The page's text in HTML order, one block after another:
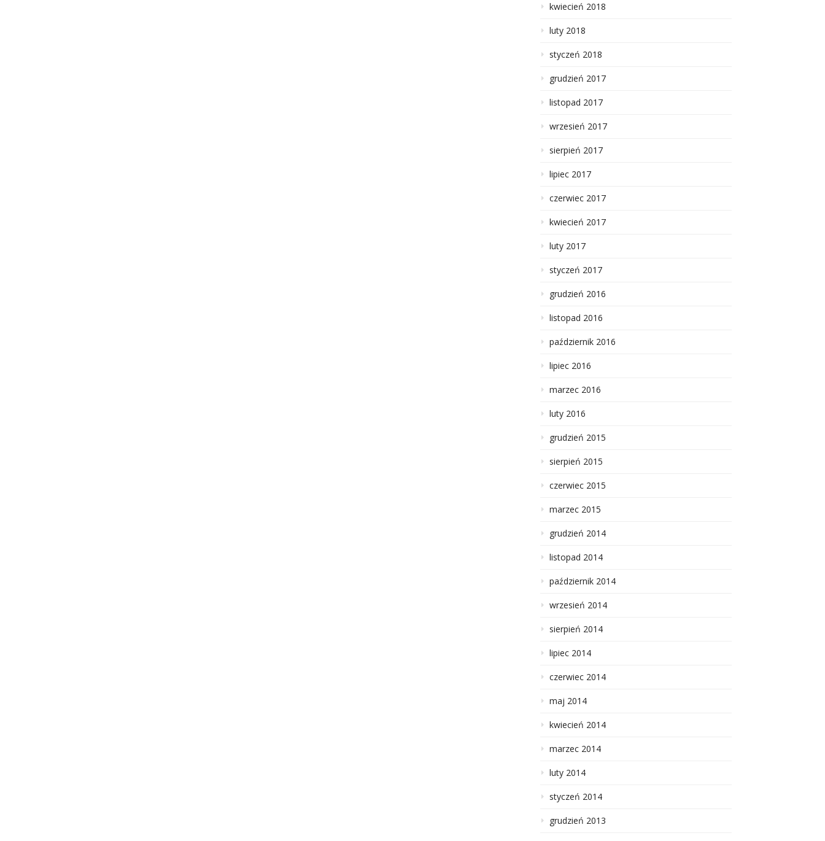
kwiecień 2018
luty 2018
styczeń 2018
grudzień 2017
listopad 2017
wrzesień 2017
sierpień 2017
lipiec 2017
czerwiec 2017
kwiecień 2017
luty 2017
styczeń 2017
grudzień 2016
listopad 2016
październik 2016
lipiec 2016
marzec 2016
luty 2016
grudzień 2015
sierpień 2015
czerwiec 2015
marzec 2015
grudzień 2014
listopad 2014
październik 2014
wrzesień 2014
sierpień 2014
lipiec 2014
czerwiec 2014
maj 2014
kwiecień 2014
marzec 2014
luty 2014
styczeń 2014
grudzień 2013